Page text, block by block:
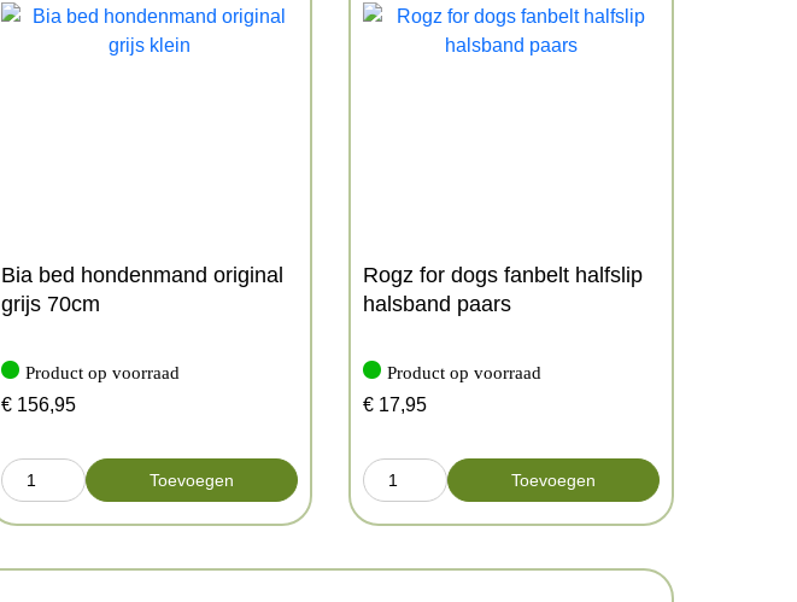
Bia bed hondenmand original
grijs 70cm
Product op voorraad
€ 156,95
Toevoegen
Rogz for dogs fanbelt halfslip
halsband paars
Product op voorraad
€ 17,95
Toevoegen